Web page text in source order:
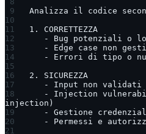
Analizza il codice
1. CORRETTEZZA
- Bug potenziali o
- Edge case non
- Errori di tipo o
2. SICUREZZA
   - Input non validati
- Injection
injection)
- Gestione
- Permessi e